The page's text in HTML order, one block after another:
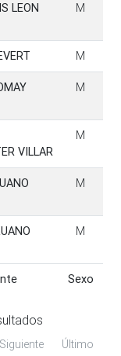
Sexo
LEON
M
M
M
VILLAR
M
M
M
Sexo
Siguiente Último